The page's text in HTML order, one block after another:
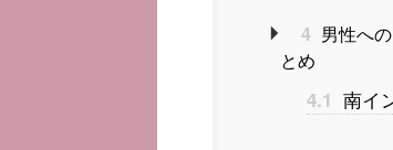
4 男性へ
とめ
4.1 南イ